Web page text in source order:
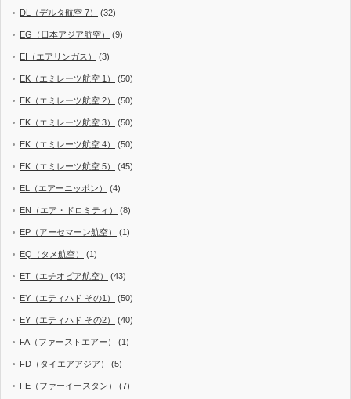
DL（デルタ航空 7） (32)
EG（日本アジア航空） (9)
EI（エアリンガス） (3)
EK（エミレーツ航空 1） (50)
EK（エミレーツ航空 2） (50)
EK（エミレーツ航空 3） (50)
EK（エミレーツ航空 4） (50)
EK（エミレーツ航空 5） (45)
EL（エアーニッポン） (4)
EN（エア・ドロミティ） (8)
EP（アーセマーン航空） (1)
EQ（タメ航空） (1)
ET（エチオピア航空） (43)
EY（エティハド その1） (50)
EY（エティハド その2） (40)
FA（ファーストエアー） (1)
FD（タイエアアジア） (5)
FE（ファーイースタン） (7)